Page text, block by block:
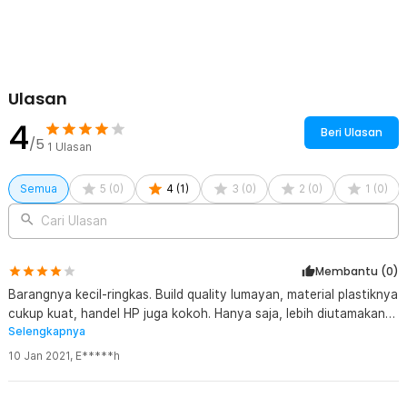
Ulasan
4/5 1 Ulasan
Beri Ulasan
Semua 5 (0) 4 (1 ) 3 (0) 2 (0) 1 (0)
Cari Ulasan
Membantu (0)
Barangnya kecil-ringkas. Build quality lumayan, material plastiknya
cukup kuat, handel HP juga kokoh. Hanya saja, lebih diutamakan
utk penggunaan dengan mode mendatar, kalo mau mode tegak,
HP harus di pasang agak kebawah. Pengiriman cepat, packing rapi.
Selengkapnya
10 Jan 2021, E*****h